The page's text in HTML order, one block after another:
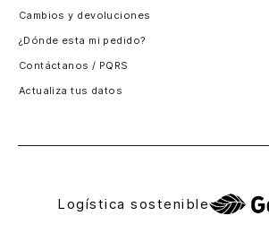
Cambios y devoluciones
¿Dónde esta mi pedido?
Contáctanos / PQRS
Actualiza tus datos
Logística sostenible